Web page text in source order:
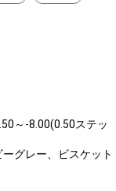
～-8.00(0.50ステッ
グレー、ビスケット